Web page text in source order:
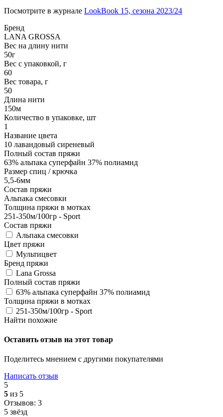
Посмотрите в журнале LookBook 15, сезона 2023/24
Бренд
LANA GROSSA
Вес на длину нити
50г
Вес с упаковкой, г
60
Вес товара, г
50
Длина нити
150м
Количество в упаковке, шт
1
Название цвета
10 лавандовый сиреневый
Полный состав пряжи
63% альпака суперфайн 37% полиамид
Размер спиц / крючка
5,5-6мм
Состав пряжи
Альпака смесовки
Толщина пряжи в мотках
251-350м/100гр - Sport
Состав пряжи
Альпака смесовки
Цвет пряжи
Мультицвет
Бренд пряжи
Lana Grossa
Полный состав пряжи
63% альпака суперфайн 37% полиамид
Толщина пряжи в мотках
251-350м/100гр - Sport
Найти похожие
Оставить отзыв на этот товар
Поделитесь мнением с другими покупателями
Написать отзыв
5
5 из 5
Отзывов: 3
5 звёзд